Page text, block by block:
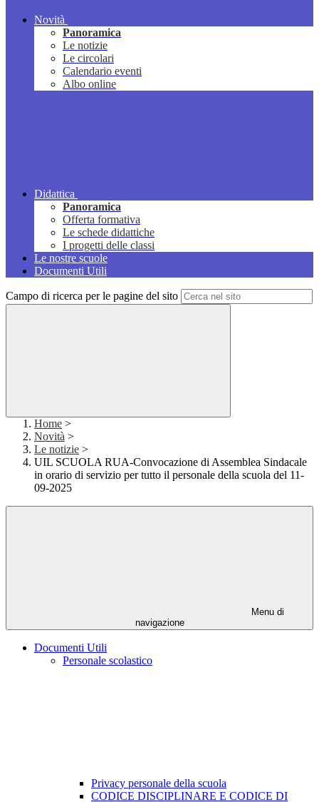
Novità
Panoramica
Le notizie
Le circolari
Calendario eventi
Albo online
Didattica
Panoramica
Offerta formativa
Le schede didattiche
I progetti delle classi
Le nostre scuole
Documenti Utili
Campo di ricerca per le pagine del sito
Home >
Novità >
Le notizie >
UIL SCUOLA RUA-Convocazione di Assemblea Sindacale
in orario di servizio per tutto il personale della scuola del 11-
09-2025
Menu di
navigazione
Documenti Utili
Personale scolastico
Privacy personale della scuola
CODICE DISCIPLINARE E CODICE DI